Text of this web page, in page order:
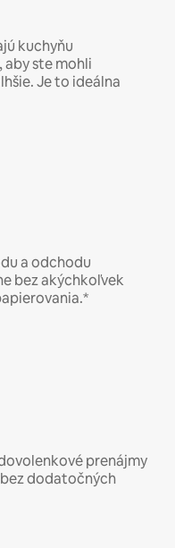
kuchyňu
ste mohli
Je to ideálna
a odchodu
bez akýchkoľvek
prenájmy
dodatočných